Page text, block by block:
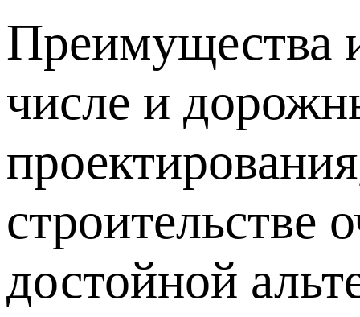
Преимущества
числе и
строительстве
достойной